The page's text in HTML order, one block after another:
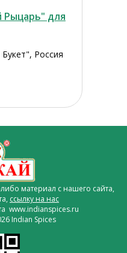
Рыцарь" для
Россия
материал с нашего сайта,
ссылку на нас
www.indianspices.ru
Indian Spices